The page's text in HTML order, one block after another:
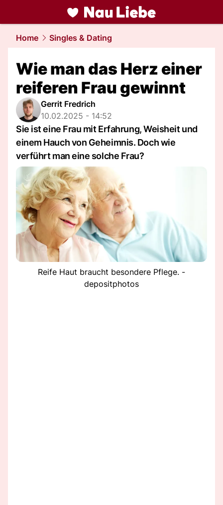
liebe.NAU.ch
Home Singles & Dating
Wie man das Herz einer
reiferen Frau gewinnt
Gerrit Fredrich
10.02.2025 - 14:52
Sie ist eine Frau mit Erfahrung, Weisheit und
einem Hauch von Geheimnis. Doch wie
verführt man eine solche Frau?
Reife Haut braucht besondere Pflege. -
depositphotos